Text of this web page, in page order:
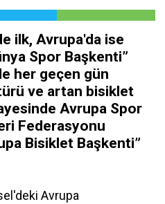
ilk, Avrupa'da ise
Spor Başkenti”
her geçen gün
ve artan bisiklet
Avrupa Spor
Federasyonu
Bisiklet Başkenti”
Avrupa